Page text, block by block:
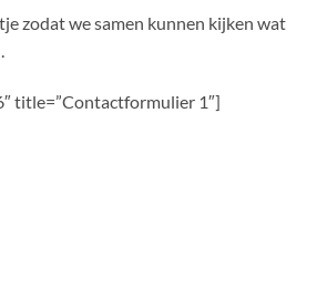
zodat we samen kunnen kijken wat
title=”Contactformulier 1″]